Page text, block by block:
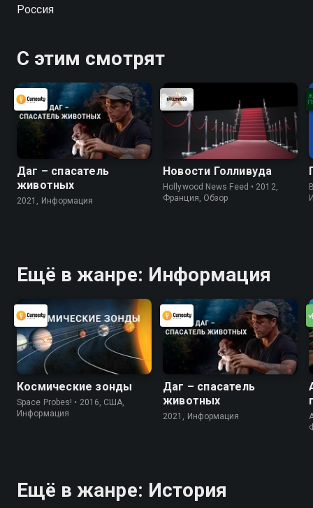
Россия
С этим смотрят
Даг – спасатель
животных
2021, Информация
Новости Голливуда
Hollywood News Feed • 2012,
Франция, Обзор
Ещё в жанре: Информация
Космические зонды
Space Probes! • 2016, США,
Информация
Даг – спасатель
животных
2021, Информация
Ещё в жанре: История